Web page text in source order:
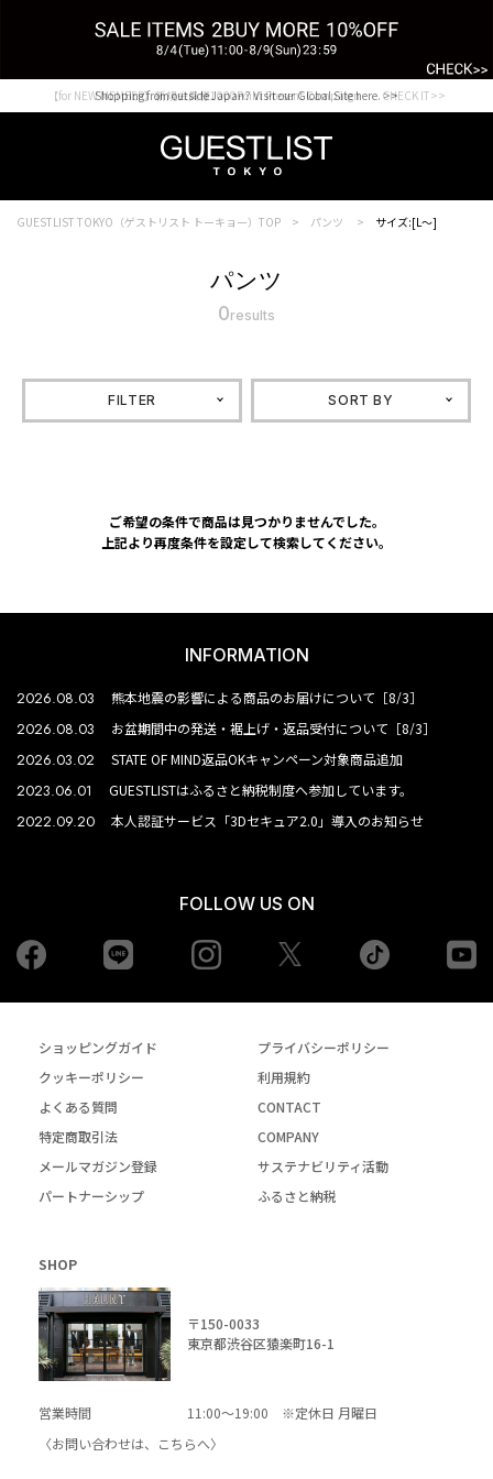
Shopping from outside Japan? Visit our Global Site here. >>
【for NEW MEMBER】新規会員様1000Point Present Campaign CHECK IT>>
GUESTLIST TOKYO（ゲストリスト トーキョー）TOP パンツ サイズ:[L～]
パンツ
0results
FILTER SORT BY
ご希望の条件で商品は見つかりませんでした。
上記より再度条件を設定して検索してください。
INFORMATION
2026.08.03 熊本地震の影響による商品のお届けについて［8/3］
2026.08.03 お盆期間中の発送・裾上げ・返品受付について［8/3］
2026.03.02 STATE OF MIND返品OKキャンペーン対象商品追加
2023.06.01 GUESTLISTはふるさと納税制度へ参加しています。
2022.09.20 本人認証サービス「3Dセキュア2.0」導入のお知らせ
FOLLOW US ON
Facebook Instagram tiktok
ショッピングガイド
プライバシーポリシー
クッキーポリシー
利用規約
よくある質問
CONTACT
特定商取引法
COMPANY
メールマガジン登録
サステナビリティ活動
パートナーシップ
ふるさと納税
SHOP
〒150-0033
東京都渋谷区猿楽町16-1
営業時間
11:00～19:00 ※定休日 月曜日
〈お問い合わせは、
こちらへ〉